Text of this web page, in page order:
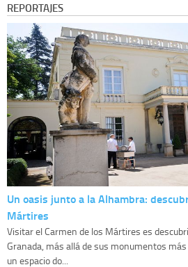
REPORTAJES
Un oasis junto a la Alhambra:
Mártires
Visitar el Carmen de los Mártires es
Granada, más allá de sus monumentos
un espacio do...